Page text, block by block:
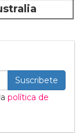
Suscribete
política de